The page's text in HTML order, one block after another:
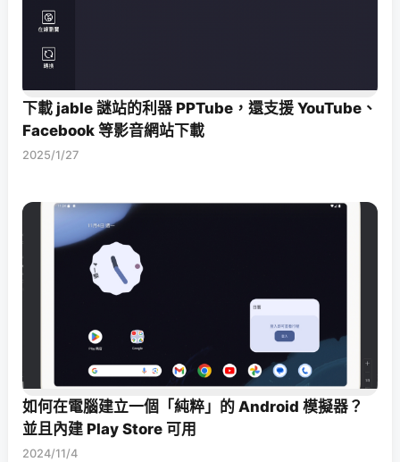
下載 jable 謎站的利器 PPTube，還支援 YouTube、
Facebook 等影音網站下載
2025/1/27
如何在電腦建立一個「純粹」的 Android 模擬器？
並且內建 Play Store 可用
2024/11/4